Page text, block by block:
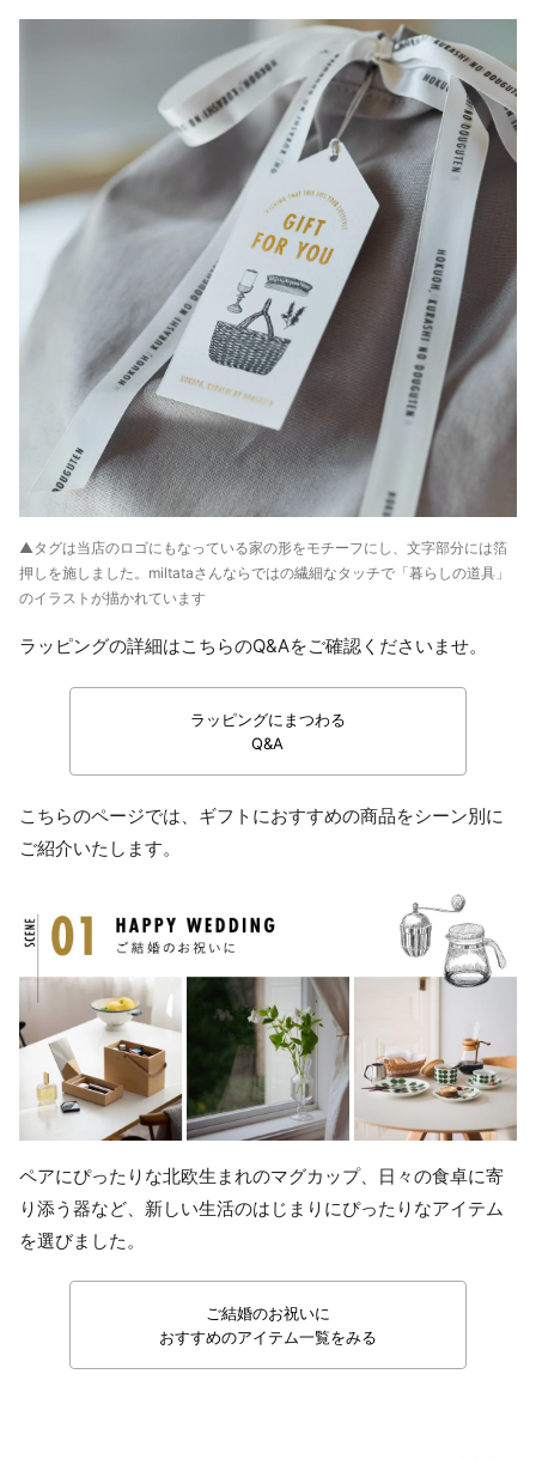
▲タグは当店のロゴにもなっている家の形をモチーフにし、文字部分には箔
押しを施しました。miltataさんならではの繊細なタッチで「暮らしの道具」
のイラストが描かれています
ラッピングの詳細はこちらのQ&Aをご確認くださいませ。
ラッピングにまつわる
Q&A
こちらのページでは、ギフトにおすすめの商品をシーン別に
ご紹介いたします。
ペアにぴったりな北欧生まれのマグカップ、日々の食卓に寄
り添う器など、新しい生活のはじまりにぴったりなアイテム
を選びました。
ご結婚のお祝いに
おすすめのアイテム一覧をみる